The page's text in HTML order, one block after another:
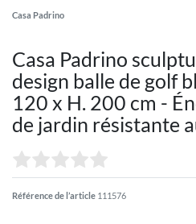
Casa Padrino
Casa Padrino
design balle de golf
120 x H. 200 cm -
de jardin résistante
Référence de l’article 111576